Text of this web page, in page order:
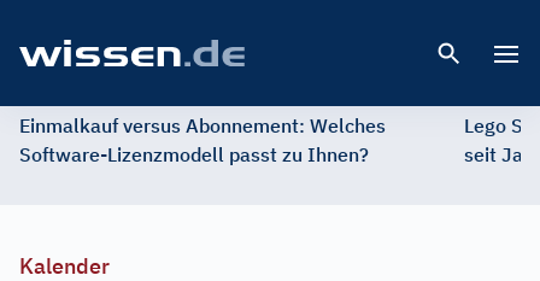
Einmalkauf versus Abonnement: Welches
Software-Lizenzmodell passt zu Ihnen?
Lego
seit
Kalender